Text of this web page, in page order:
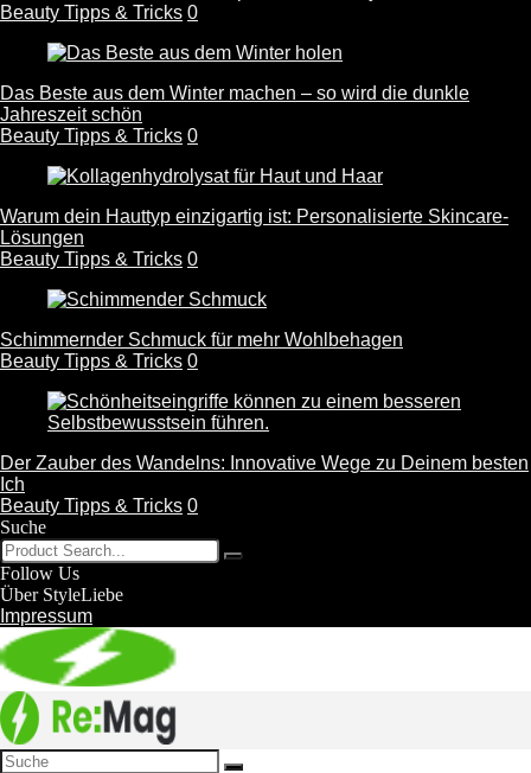
Beauty Tipps & Tricks 0
Das Beste aus dem Winter machen – so wird die dunkle
Jahreszeit schön
Beauty Tipps & Tricks 0
Warum dein Hauttyp einzigartig ist: Personalisierte Skincare-
Lösungen
Beauty Tipps & Tricks 0
Schimmernder Schmuck für mehr Wohlbehagen
Beauty Tipps & Tricks 0
Der Zauber des Wandelns: Innovative Wege zu Deinem besten
Ich
Beauty Tipps & Tricks 0
Suche
Follow Us
Über StyleLiebe
Impressum